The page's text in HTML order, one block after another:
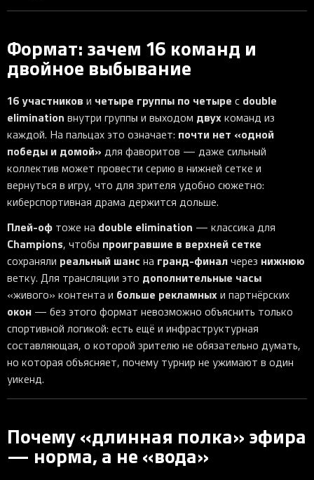
Формат: зачем 16 команд и
двойное выбывание
16 участников и четыре группы по четыре с double
elimination внутри группы и выходом двухкоманд из
каждой. На пальцах это означает: почти нет «одной
победы и домой» для фаворитов — даже сильный
коллектив может провести серию в нижней сетке и
вернуться в игру, что для зрителя удобно сюжетно:
киберспортивная драма держится дольше.
Плей-оф тоже на double elimination — классика для
Champions, чтобы проигравшие в верхней сетке
сохраняли реальный шанс на гранд-финалчерез нижнюю
ветку. Для трансляции это дополнительные часы
«живого» контента и больше рекламныхи партнёрских
окон — без этого формат невозможно объяснить только
спортивной логикой: есть ещё и инфраструктурная
составляющая, о которой зрителю не обязательно думать,
но которая объясняет, почему турнир не ужимают в один
уикенд.
Почему «длинная полка» эфира
— норма, а не «вода»